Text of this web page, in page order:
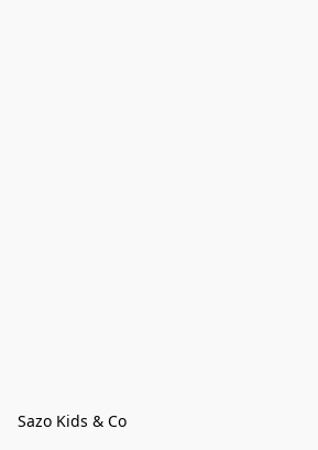
Sazo Kids & Co